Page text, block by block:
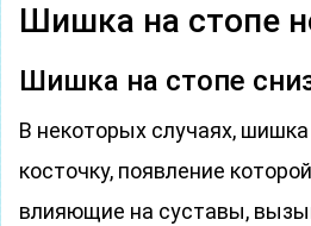
Шишка на стопе
Шишка на стопе
В некоторых случаях,
косточку, появление
влияющие на суставы,